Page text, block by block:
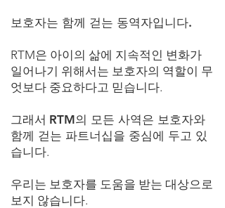
보호자는 함께 걷는 동역자입니다.
RTM은 아이의 삶에 지속적인 변화가
일어나기 위해서는 보호자의 역할이 무
엇보다 중요하다고 믿습니다.
그래서 RTM의 모든 사역은 보호자와
함께 걷는 파트너십을 중심에 두고 있
습니다.
우리는 보호자를 도움을 받는 대상으로
보지 않습니다.